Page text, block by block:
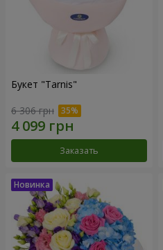
Букет "Tarnis"
6 306 грн
Заказать